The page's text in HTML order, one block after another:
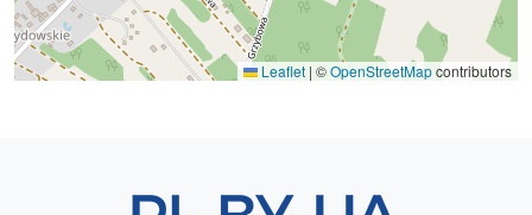
Leaflet | ©OpenStreetMapcontributors